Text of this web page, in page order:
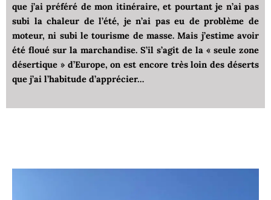
que j’ai préféré de mon itinéraire, et pourtant je n’ai pas
subi la chaleur de l’été, je n’ai pas eu de problème de
moteur, ni subi le tourisme de masse. Mais j’estime avoir
été floué sur la marchandise. S’il s’agit de la « seule zone
désertique » d’Europe, on est encore très loin des déserts
que j’ai l’habitude d’apprécier…